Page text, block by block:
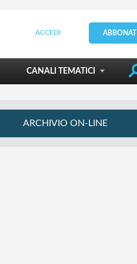
ACCEDI ABBONATI
DIRIGERE LA SCUOLA
CANALI TEMATICI
ARCHIVIO ON-LINE